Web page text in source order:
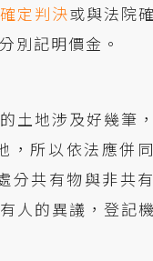
確定判決或與法院
別記明價金。
土地涉及好幾筆
，所以依法應併
共有物與非共有
人的異議，登記